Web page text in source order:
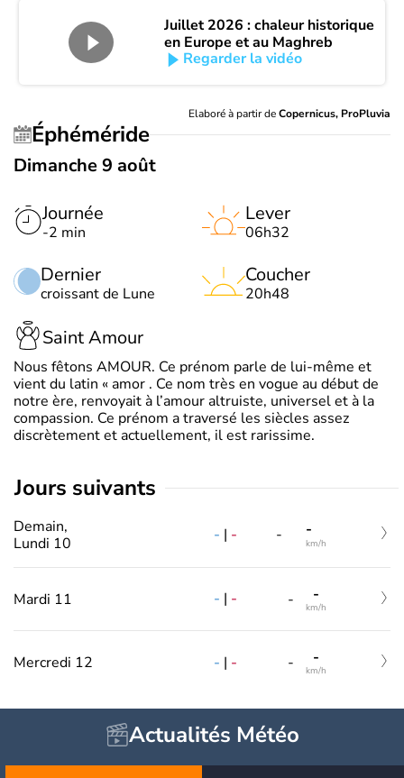
Juillet 2026 : chaleur historique
en Europe et au Maghreb
Regarder la vidéo
Elaboré à partir deCopernicus, ProPluvia
Éphéméride
Dimanche 9 août
Journée
-2 min
Dernier
croissant de Lune
Lever
06h32
Coucher
20h48
Saint Amour
Nous fêtons AMOUR. Ce prénom parle de lui-même et
vient du latin « amor . Ce nom très en vogue au début de
notre ère, renvoyait à l’amour altruiste, universel et à la
compassion. Ce prénom a traversé les siècles assez
discrètement et actuellement, il est rarissime.
jours suivants
Demain,
Lundi 10
- | - - -
km/h
Mardi 11 - | - - -
km/h
Mercredi 12 - | - - -
km/h
Actualités Météo